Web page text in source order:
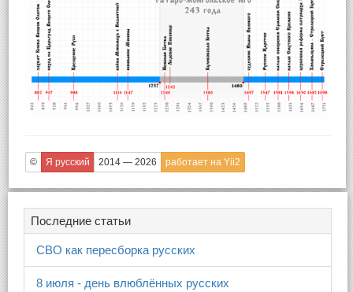
© Я русский 2014 — 2026 работает на Yii2
Последние статьи
СВО как пересборка русских
8 июля - день влюблённых русских